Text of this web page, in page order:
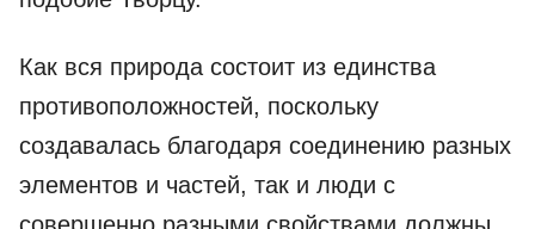
Как вся природа состоит из единства
противоположностей, поскольку
создавалась благодаря соединению разных
элементов и частей, так и люди с